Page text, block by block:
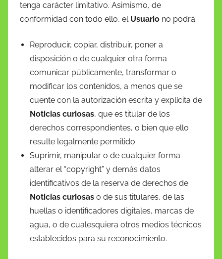
tenga carácter limitativo. Asimismo, de
conformidad con todo ello, el Usuario no podrá:
Reproducir, copiar, distribuir, poner a
disposición o de cualquier otra forma
comunicar públicamente, transformar o
modificar los contenidos, a menos que se
cuente con la autorización escrita y explícita de
Noticias curiosas, que es titular de los
derechos correspondientes, o bien que ello
resulte legalmente permitido.
Suprimir, manipular o de cualquier forma
alterar el “copyright” y demás datos
identificativos de la reserva de derechos de
Noticias curiosas o de sus titulares, de las
huellas o identificadores digitales, marcas de
agua, o de cualesquiera otros medios técnicos
establecidos para su reconocimiento.